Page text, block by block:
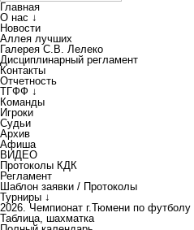
Главная
О нас ↓
Новости
Аллея лучших
Галерея С.В. Лелеко
Дисциплинарный регламент
Контакты
Отчетность
ТГФФ ↓
Команды
Игроки
Судьи
Архив
Афиша
ВИДЕО
Протоколы КДК
Регламент
Шаблон заявки / Протоколы
Турниры ↓
2026. Чемпионат г.Тюмени по футболу
Таблица, шахматка